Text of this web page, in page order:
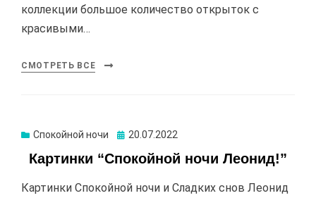
коллекции большое количество открыток с
красивыми…
СМОТРЕТЬ ВСЕ
Спокойной ночи Опубликовано
20.07.2022
Картинки “Спокойной ночи Леонид!”
Картинки Спокойной ночи и Сладких снов Леонид